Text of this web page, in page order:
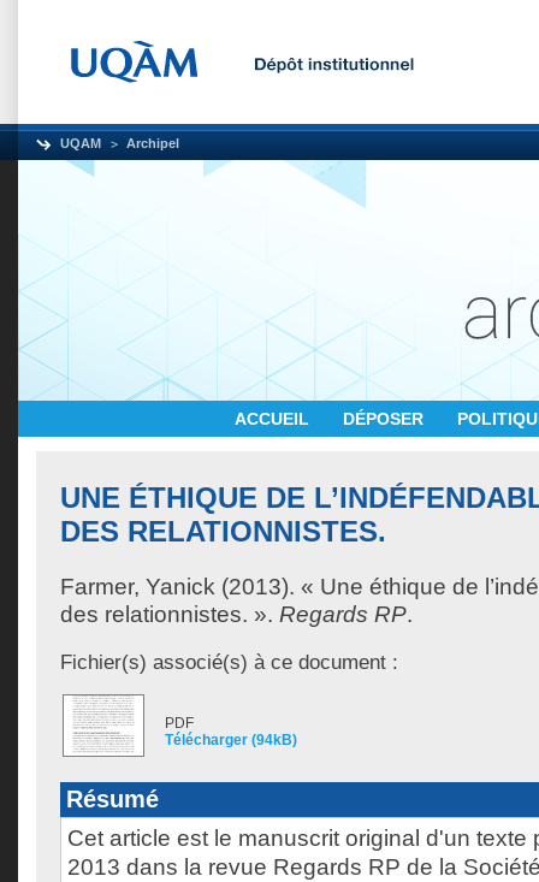
UQAM Archipel
ACCUEIL DÉPOSER
UNE ÉTHIQUE DE
DES RELATIONNISTES.
Farmer, Yanick (2013). « Une éthique de
des relationnistes. ». Regards RP.
Fichier(s) associé(s) à ce document :
PDF
Télécharger (94kB)
Résumé
Cet article est le manuscrit original d'un texte
2013 dans la revue Regards RP de la